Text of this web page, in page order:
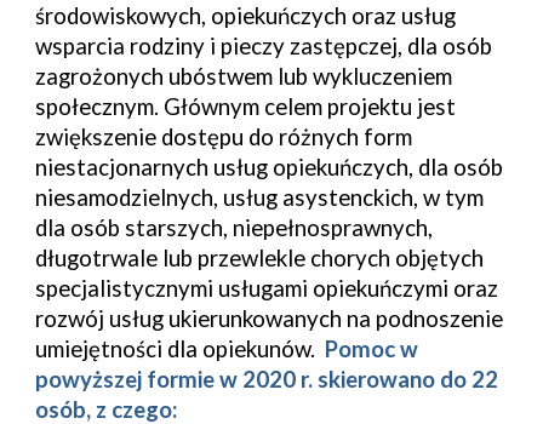
środowiskowych, opiekuńczych oraz usług
wsparcia rodziny i pieczy zastępczej, dla osób
zagrożonych ubóstwem lub wykluczeniem
społecznym. Głównym celem projektu jest
zwiększenie dostępu do różnych form
niestacjonarnych usług opiekuńczych, dla osób
niesamodzielnych, usług asystenckich, w tym
dla osób starszych, niepełnosprawnych,
długotrwale lub przewlekle chorych objętych
specjalistycznymi usługami opiekuńczymi oraz
rozwój usług ukierunkowanych na podnoszenie
umiejętności dla opiekunów. Pomoc w
powyższej formie w 2020 r. skierowano do 22
osób, z czego: